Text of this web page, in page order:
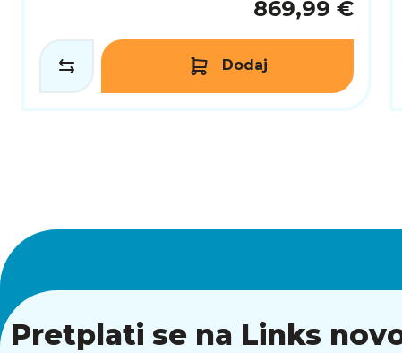
869,99 €
Dodaj
Pretplati se na Links